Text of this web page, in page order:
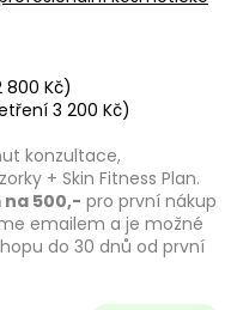
Kč)
3 200 Kč)
konzultace,
+ Skin Fitness Plan.
na 500,- pro první nákup
emailem a je možné
do 30 dnů od první